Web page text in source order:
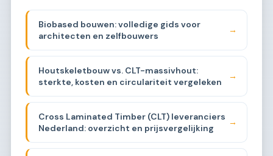
Biobased bouwen: volledige gids voor
architecten en zelfbouwers
→
Houtskeletbouw vs. CLT-massivhout:
sterkte, kosten en circulariteit vergeleken
→
Cross Laminated Timber (CLT) leveranciers
Nederland: overzicht en prijsvergelijking
→